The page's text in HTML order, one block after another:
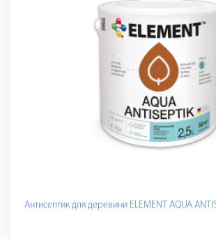
Антисептик для деревини ELEMENT AQUA